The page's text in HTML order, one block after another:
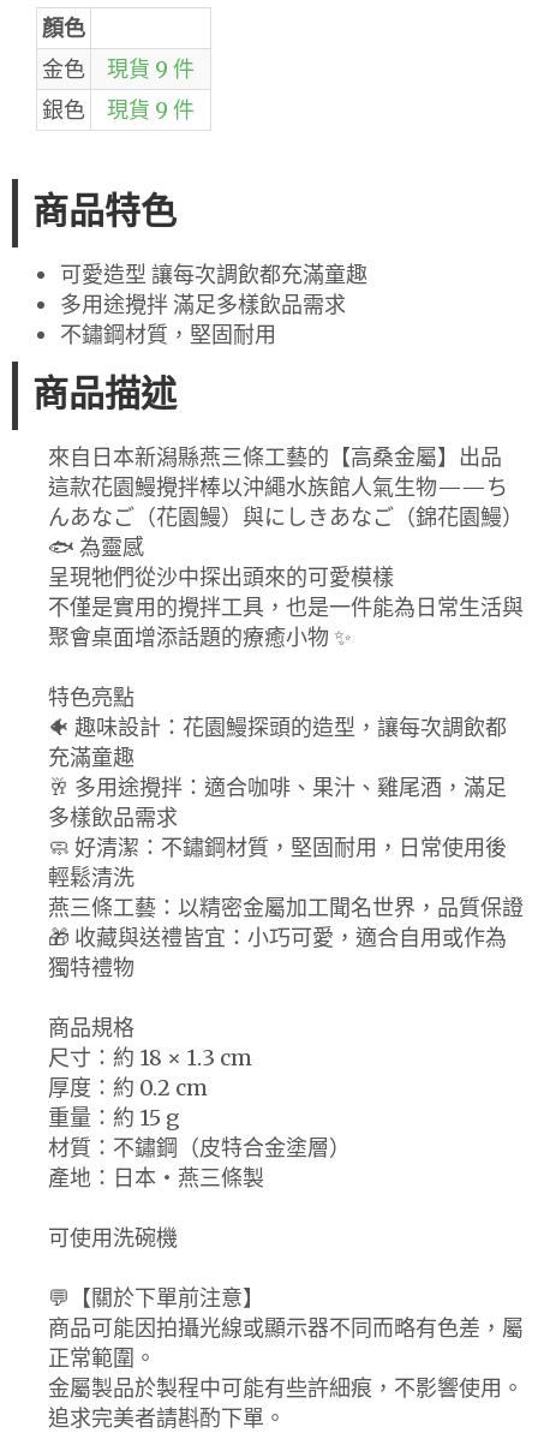
顏色
金色
現貨 9 件
銀色
現貨 9 件
商品特色
可愛造型 讓每次調飲都充滿童趣
多用途攪拌 滿足多樣飲品需求
不鏽鋼材質，堅固耐用
商品描述
來自日本新潟縣燕三條工藝的【高桑金屬】出品
這款花園鰻攪拌棒以沖繩水族館人氣生物——ち
んあなご（花園鰻）與にしきあなご（錦花園鰻）
🐟 為靈感
呈現牠們從沙中探出頭來的可愛模樣
不僅是實用的攪拌工具，也是一件能為日常生活與
聚會桌面增添話題的療癒小物 ✨
特色亮點
🐠 趣味設計：花園鰻探頭的造型，讓每次調飲都
充滿童趣
🥂 多用途攪拌：適合咖啡、果汁、雞尾酒，滿足
多樣飲品需求
🧼 好清潔：不鏽鋼材質，堅固耐用，日常使用後
輕鬆清洗
燕三條工藝：以精密金屬加工聞名世界，品質保證
🎁 收藏與送禮皆宜：小巧可愛，適合自用或作為
獨特禮物
商品規格
尺寸：約 18 × 1.3 cm
厚度：約 0.2 cm
重量：約 15 g
材質：不鏽鋼（皮特合金塗層）
產地：日本・燕三條製
可使用洗碗機
💬【關於下單前注意】
商品可能因拍攝光線或顯示器不同而略有色差，屬
正常範圍。
金屬製品於製程中可能有些許細痕，不影響使用。
追求完美者請斟酌下單。